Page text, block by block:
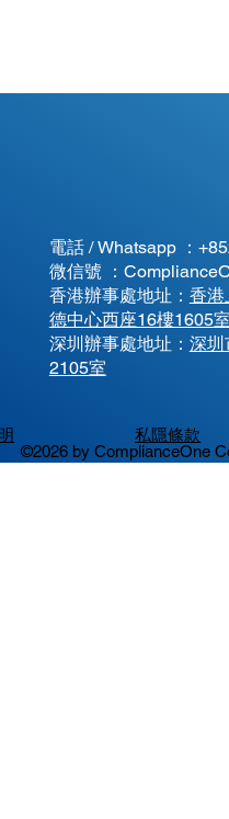
©2026 by ComplianceOne
電話 / Whatsapp ：
微信號 ：
香港辦事處地址： 香港
德中心西座16樓1605室
​深圳辦事處地址： 深圳
2105室
私隱條款